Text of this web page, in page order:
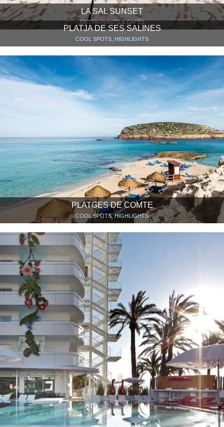
LA SAL SUNSET
RESTAURANTS & CAFÉS
PLATJA DE SES SALINES
COOL SPOTS, HIGHLIGHTS
PLATGES DE COMTE
COOL SPOTS, HIGHLIGHTS